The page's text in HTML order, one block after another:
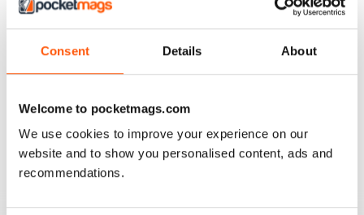
Consent Details About
Welcome to pocketmags.com
We use cookies to improve your experience on our
website and to show you personalised content, ads and
recommendations.
Very interesting for vegetarians and their friends
Recensito 08 luglio 2019